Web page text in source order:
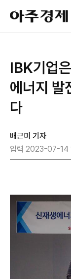
아
주
경
IBK기업
에너지 발
다
배근미 기자
입력 2023-07-14